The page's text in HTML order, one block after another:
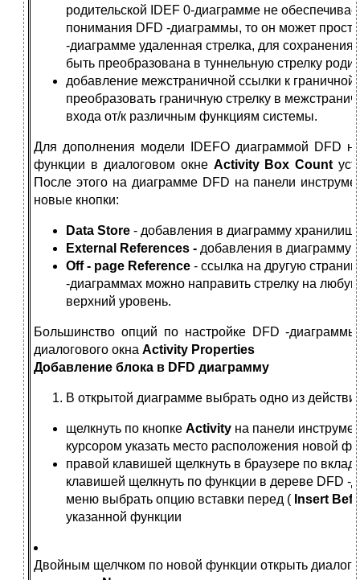
родительской IDEF 0-диаграмме не
понимания DFD -диаграммы, то он может
-диаграмме удаленная стрелка, для сохранения
быть преобразована в туннельную стрелку
добавление межстраничной ссылки к граничной
преобразовать граничную стрелку в
входа от/к различным функциям системы.
Для дополнения модели IDEFO диаграммой DFD
функции в диалоговом окне Activity Box Count
После этого на диаграмме DFD на панели
новые кнопки:
Data Store - добавления в диаграмму хранилищ
External References - добавления в диаграмму
Off - page Reference - ссылка на другую
-диаграммах можно направить стрелку на
верхний уровень.
Большинство опций по настройке DFD -
диалогового окна Activity Properties
Добавление блока в DFD диаграмму
В открытой диаграмме выбрать одно из
щелкнуть по кнопке Activity на панели
курсором указать место расположения новой
правой клавишей щелкнуть в браузере по
клавишей щелкнуть по функции в дереве DFD -
меню выбрать опцию вставки перед ( Insert
указанной функции
Двойным щелчком по новой функции открыть